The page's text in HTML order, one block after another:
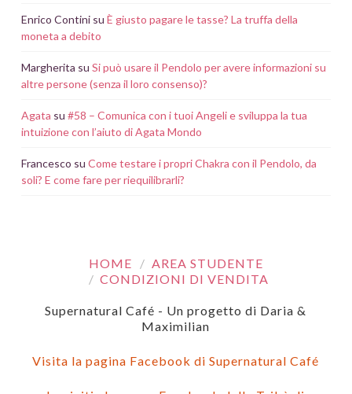
Enrico Continisu È giusto pagare le tasse? La truffa della
moneta a debito
Margherita su Si può usare il Pendolo per avere informazioni su
altre persone (senza il loro consenso)?
Agata su #58 – Comunica con i tuoi Angeli e sviluppa la tua
intuizione con l’aiuto di Agata Mondo
Francesco su Come testare i propri Chakra con il Pendolo, da
soli? E come fare per riequilibrarli?
HOME
AREA STUDENTE
CONDIZIONI DI VENDITA
Supernatural Café - Un progetto di Daria &
Maximilian
Visita la pagina Facebook di Supernatural Café